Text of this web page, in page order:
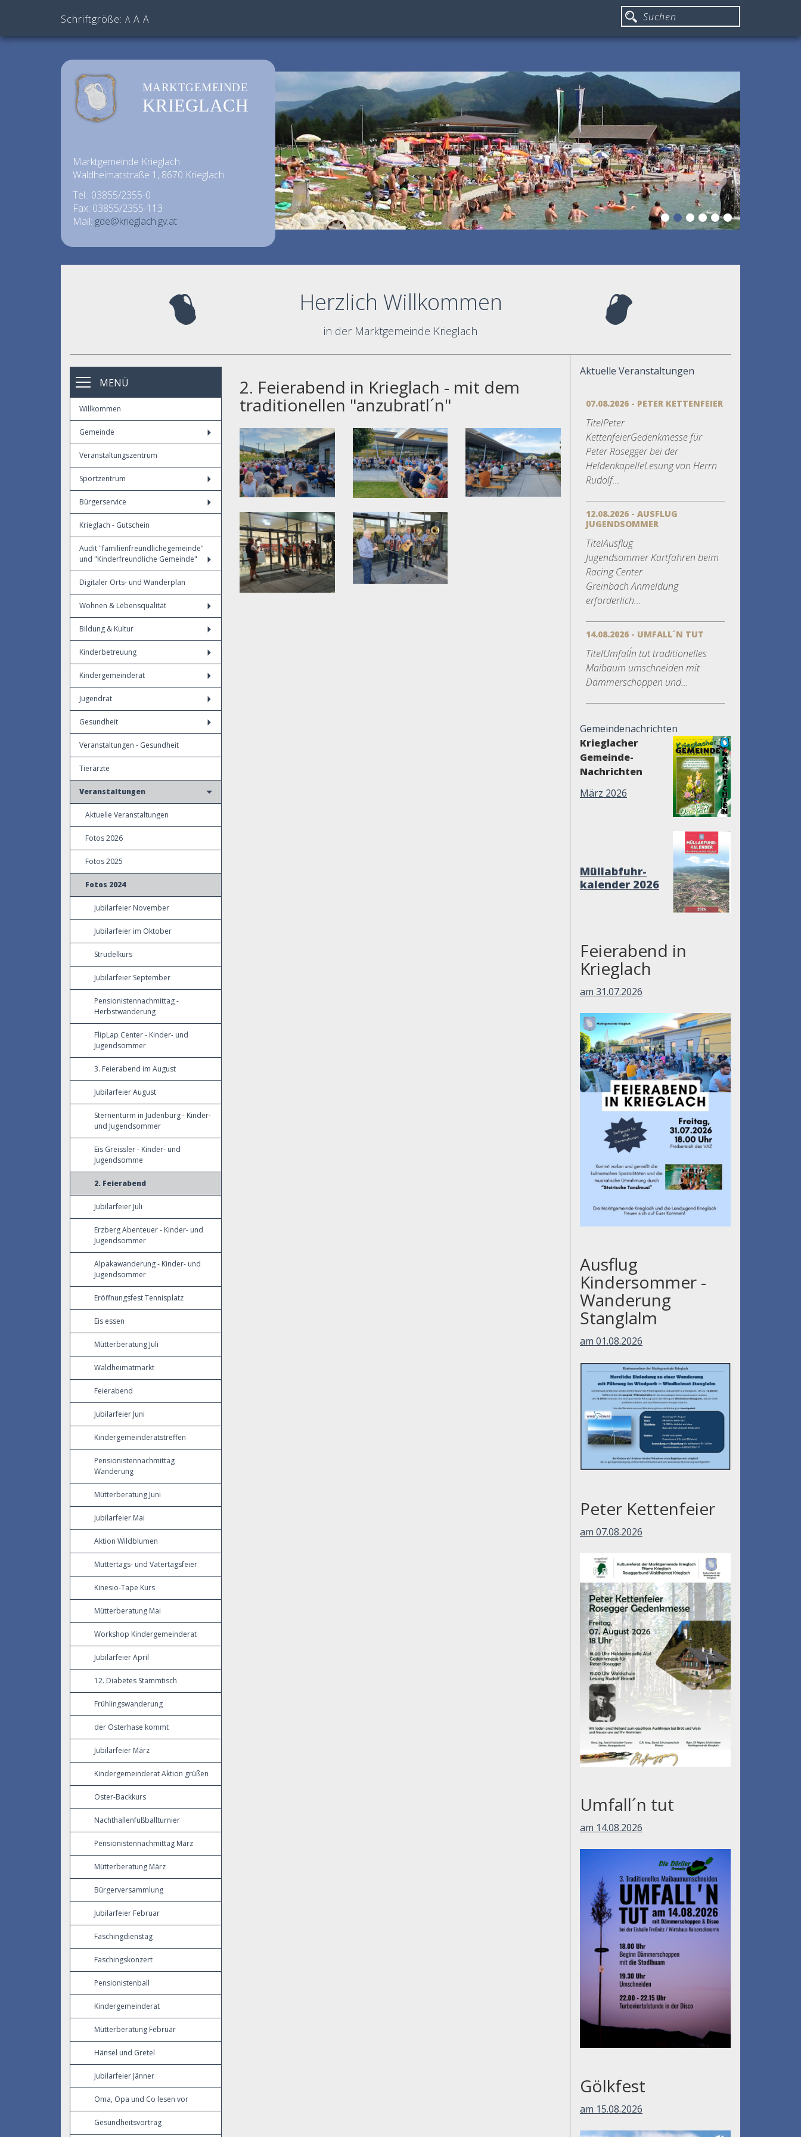
Schriftgröße: A A A
MARKTGEMEINDE
KRIEGLACH
Marktgemeinde Krieglach
Waldheimatstraße 1, 8670 Krieglach
Tel.: 03855/2355-0
Fax: 03855/2355-113
Mail: gde@krieglach.gv.at
Herzlich Willkommen
in der Marktgemeinde Krieglach
MENÜ
Willkommen
Gemeinde
Veranstaltungszentrum
Sportzentrum
Bürgerservice
Krieglach - Gutschein
Audit "familienfreundlichegemeinde"
und "Kinderfreundliche Gemeinde"
Digitaler Orts- und Wanderplan
Wohnen & Lebensqualität
Bildung & Kultur
Kinderbetreuung
Kindergemeinderat
Jugendrat
Gesundheit
Veranstaltungen - Gesundheit
Tierärzte
Veranstaltungen
Aktuelle Veranstaltungen
Fotos 2026
Fotos 2025
Fotos 2024
Jubilarfeier November
Jubilarfeier im Oktober
Strudelkurs
Jubilarfeier September
Pensionistennachmittag -
Herbstwanderung
FlipLap Center - Kinder- und
Jugendsommer
3. Feierabend im August
Jubilarfeier August
Sternenturm in Judenburg - Kinder-
und Jugendsommer
Eis Greissler - Kinder- und
Jugendsomme
2. Feierabend
Jubilarfeier Juli
Erzberg Abenteuer - Kinder- und
Jugendsommer
Alpakawanderung - Kinder- und
Jugendsommer
Eröffnungsfest Tennisplatz
Eis essen
Mütterberatung Juli
Waldheimatmarkt
Feierabend
Jubilarfeier Juni
Kindergemeinderatstreffen
Pensionistennachmittag
Wanderung
Mütterberatung Juni
Jubilarfeier Mai
Aktion Wildblumen
Muttertags- und Vatertagsfeier
Kinesio-Tape Kurs
Mütterberatung Mai
Workshop Kindergemeinderat
Jubilarfeier April
12. Diabetes Stammtisch
Frühlingswanderung
der Osterhase kommt
Jubilarfeier März
Kindergemeinderat Aktion grüßen
Oster-Backkurs
Nachthallenfußballturnier
Pensionistennachmittag März
Mütterberatung März
Bürgerversammlung
Jubilarfeier Februar
Faschingdienstag
Faschingskonzert
Pensionistenball
Kindergemeinderat
Mütterberatung Februar
Hänsel und Gretel
Jubilarfeier Jänner
Oma, Opa und Co lesen vor
Gesundheitsvortrag
2. Feierabend in Krieglach - mit dem
traditionellen "anzubratl´n"
Aktuelle Veranstaltungen
07.08.2026 - PETER KETTENFEIER
TitelPeter
KettenfeierGedenkmesse für
Peter Rosegger bei der
HeldenkapelleLesung von Herrn
Rudolf...
12.08.2026 - AUSFLUG
JUGENDSOMMER
TitelAusflug
Jugendsommer Kartfahren beim
Racing Center
Greinbach Anmeldung
erforderlich...
14.08.2026 - UMFALL´N TUT
TitelUmfall´n tut traditionelles
Maibaum umschneiden mit
Dämmerschoppen und...
Gemeindenachrichten
Krieglacher
Gemeinde-
Nachrichten
März 2026
Müllabfuhr-
kalender 2026
Feierabend in
Krieglach
am 31.07.2026
Ausflug
Kindersommer -
Wanderung
Stanglalm
am 01.08.2026
Peter Kettenfeier
am 07.08.2026
Umfall´n tut
am 14.08.2026
Gölkfest
am 15.08.2026